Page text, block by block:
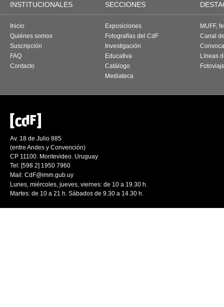
INSTITUCIONALES SECCIONES
Inicio
Quiénes somos
Suscripción
FAQ
Contacto
Exposiciones
Fotografías del CdF
Investigación
Educativa
Catálogo
Mediateca
MUFF,
Canal
Líneas
Av. 18 de Julio 885
(entre Andes y Convención)
CP 11100. Montevideo. Uruguay
Tel: [598 2] 1950 7960
Mail: CdF@imm.gub.uy
Lunes, miércoles, jueves, viernes: de 10 a 19.30 h.
Martes: de 10 a 21 h. Sábados de 9.30 a 14.30 h.